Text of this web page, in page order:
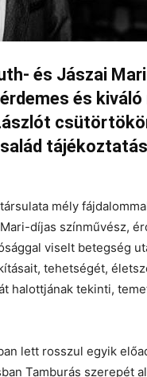
és Jászai
és
mély
díjas színművész,
viselt betegség
tehetségét,
halottjának tekinti,
lett rosszul egyik
Tamburás szerepét